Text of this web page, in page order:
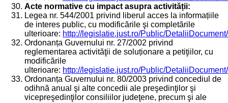
Acte normative cu impact asupra activității:
Legea nr. 544/2001 privind liberul acces la informațiile
de interes public, cu modificările şi completările
ulterioare: http://legislatie.just.ro/Public/
Ordonanța Guvernului nr. 27/2002 privind
reglementarea activităţii de soluționare a petiţiilor, cu
modificările
ulterioare: http://legislatie.just.ro/Public/
Ordonanța Guvernului nr. 80/2003 privind concediul de
odihnă anual şi alte concedii ale preşedinţilor şi
vicepreşedinţilor consiliilor judeţene, precum şi ale